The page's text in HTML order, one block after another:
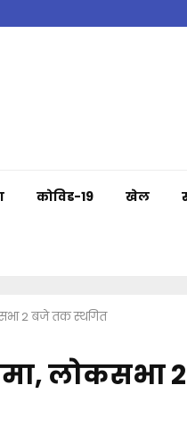
कोविड-19 खेल
2 बजे तक स्थगित
लोकसभा 2